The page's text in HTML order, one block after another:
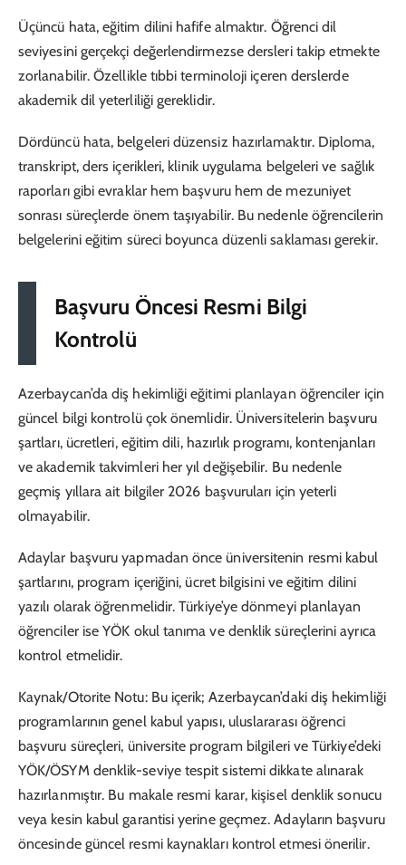
Üçüncü hata, eğitim dilini hafife almaktır. Öğrenci dil
seviyesini gerçekçi değerlendirmezse dersleri takip etmekte
zorlanabilir. Özellikle tıbbi terminoloji içeren derslerde
akademik dil yeterliliği gereklidir.
Dördüncü hata, belgeleri düzensiz hazırlamaktır. Diploma,
transkript, ders içerikleri, klinik uygulama belgeleri ve sağlık
raporları gibi evraklar hem başvuru hem de mezuniyet
sonrası süreçlerde önem taşıyabilir. Bu nedenle öğrencilerin
belgelerini eğitim süreci boyunca düzenli saklaması gerekir.
Başvuru Öncesi Resmi Bilgi
Kontrolü
Azerbaycan’da diş hekimliği eğitimi planlayan öğrenciler için
güncel bilgi kontrolü çok önemlidir. Üniversitelerin başvuru
şartları, ücretleri, eğitim dili, hazırlık programı, kontenjanları
ve akademik takvimleri her yıl değişebilir. Bu nedenle
geçmiş yıllara ait bilgiler 2026 başvuruları için yeterli
olmayabilir.
Adaylar başvuru yapmadan önce üniversitenin resmi kabul
şartlarını, program içeriğini, ücret bilgisini ve eğitim dilini
yazılı olarak öğrenmelidir. Türkiye’ye dönmeyi planlayan
öğrenciler ise YÖK okul tanıma ve denklik süreçlerini ayrıca
kontrol etmelidir.
Kaynak/Otorite Notu: Bu içerik; Azerbaycan’daki diş hekimliği
programlarının genel kabul yapısı, uluslararası öğrenci
başvuru süreçleri, üniversite program bilgileri ve Türkiye’deki
YÖK/ÖSYM denklik-seviye tespit sistemi dikkate alınarak
hazırlanmıştır. Bu makale resmi karar, kişisel denklik sonucu
veya kesin kabul garantisi yerine geçmez. Adayların başvuru
öncesinde güncel resmi kaynakları kontrol etmesi önerilir.